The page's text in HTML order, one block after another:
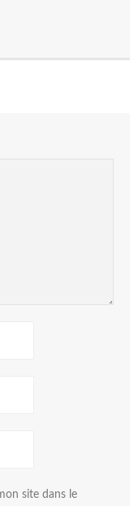
site dans le